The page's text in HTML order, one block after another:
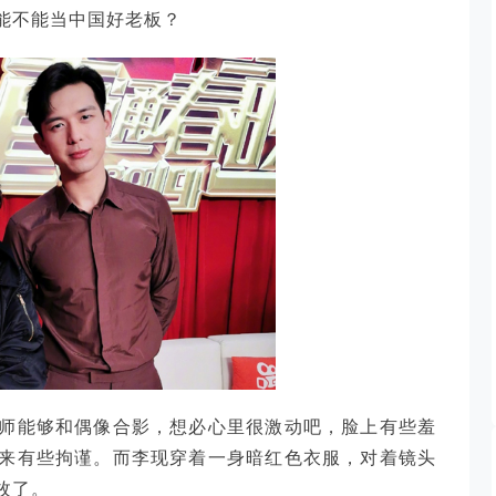
不能当中国好老板？
能够和偶像合影，想必心里很激动吧，脸上有些羞
有些拘谨。而李现穿着一身暗红色衣服，对着镜头
了。